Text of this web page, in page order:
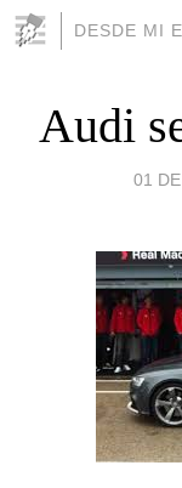
DESDE MI
Audi
01